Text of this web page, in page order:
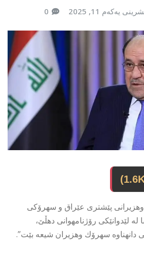
یەکەم 11, 2025 0
پێشترى عێراق و سهرۆكى
له لێدوانێكى رۆژنامهوانى دهڵێ،
دانهناوه سهرۆك وهزیران شیعه بێت”.